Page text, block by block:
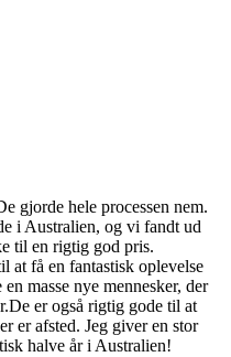
gjorde hele processen nem.
i Australien, og vi fandt ud
til en rigtig god pris.
at få en fantastisk oplevelse
masse nye mennesker, der
er også rigtig gode til at
er afsted. Jeg giver en stor
halve år i Australien!